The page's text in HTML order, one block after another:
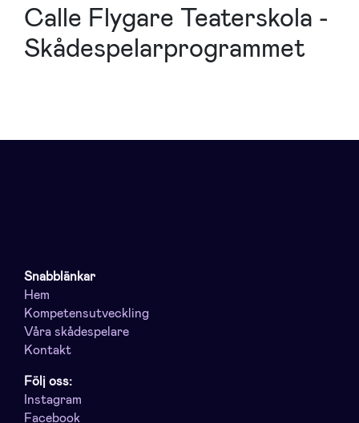
Calle Flygare Teaterskola -
Skådespelarprogrammet
Snabblänkar
Hem
Kompetensutveckling
Våra skådespelare
Kontakt
Följ oss:
Instagram
Facebook